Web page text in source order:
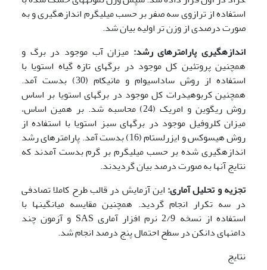
استفاده از ترازوی سه صفر بر حسب میلی­گرم اندازه­گیری و به
صورت درصدی از وزن تر اولیه بیان شد.
اندازه­گیری پارامترهای رشد: میزان آب موجود در برگ و
همچنین پروتئین کل موجود در برگ­های تازه گیاه استویا با
استفاده از روش ساداسیوام و مانیکام (30) بدست آمد.
همچنین کربوهیدرات کل موجود در برگ­های استویا بر اساس
روش ریگوین و امریک (24) محاسبه شد. بر همین اساس،
میزان کلروفیل موجود در برگ­های سبز استویا با استفاده از
روش هیسوکس و ایزرلستام (16) بدست آمد. پارامترهای رشد
اندازه­گیری شده بر حسب میلی­گرم بر گرم بدست آمدند که
نتایج آن­ها به صورت درصد بیان گردیدند.
تجزیهوتحلیلآماری: این آزمایش در قالب طرح کاملا تصادفی
در سه تکرار انجام گردید. همچنین مقایسه میانگین­ها با
استفاده از نسخه 2/9 نرم افزار آماری SAS و آزمون چند
دامنه­ای دانکن در سطح احتمال پنج درصد انجام شد.
نتایج